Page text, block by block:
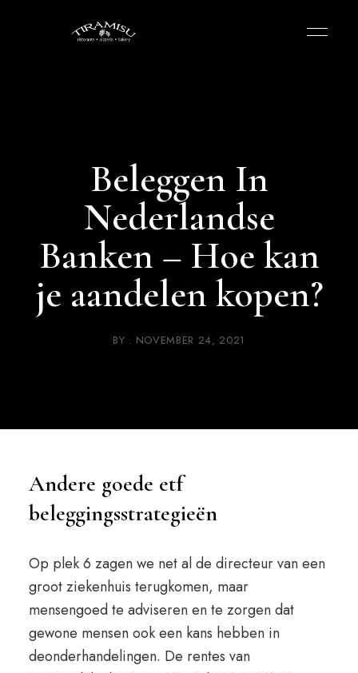
Beleggen In
Nederlandse
Banken – Hoe kan
je aandelen kopen?
BY NOVEMBER 24, 2021
Andere goede etf
beleggingsstrategieën
Op plek 6 zagen we net al de directeur van een
groot ziekenhuis terugkomen, maar
mensengoed te adviseren en te zorgen dat
gewone mensen ook een kans hebben in
deonderhandelingen. De rentes van